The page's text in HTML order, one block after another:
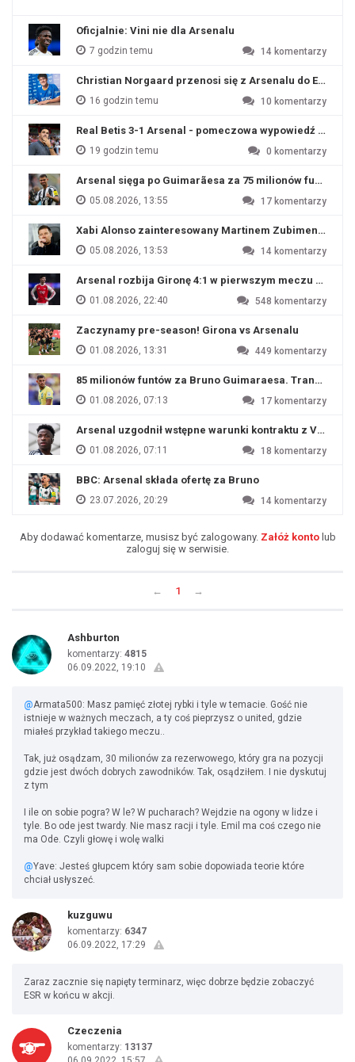
Oficjalnie: Vini nie dla Arsenalu
7 godzin temu 14 komentarzy
Christian Norgaard przenosi się z Arsenalu do
16 godzin temu 10 komentarzy
Real Betis 3-1 Arsenal - pomeczowa wypowiedź Artety
19 godzin temu 0 komentarzy
Arsenal sięga po Guimarãesa za 75 milionów funtów
05.08.2026, 13:55 17 komentarzy
Xabi Alonso zainteresowany Martinem Zubimendim
05.08.2026, 13:53 14 komentarzy
Arsenal rozbija Gironę 4:1 w pierwszym meczu
01.08.2026, 22:40 548 komentarzy
Zaczynamy pre-season! Girona vs Arsenalu
01.08.2026, 13:31 449 komentarzy
85 milionów funtów za Bruno Guimaraesa. Transfer
01.08.2026, 07:13 17 komentarzy
Arsenal uzgodnił wstępne warunki kontraktu z
01.08.2026, 07:11 18 komentarzy
BBC: Arsenal składa ofertę za Bruno
23.07.2026, 20:29 14 komentarzy
Aby dodawać komentarze, musisz być zalogowany. Załóż kontolub
zaloguj się w serwisie.
← 1 →
Ashburton
komentarzy: 4815
06.09.2022, 19:10
@Armata500: Masz pamięć złotej rybki i tyle w temacie. Gość nie
istnieje w ważnych meczach, a ty coś pieprzysz o united, gdzie
miałeś przykład takiego meczu..
Tak, już osądzam, 30 milionów za rezerwowego, który gra na pozycji
gdzie jest dwóch dobrych zawodników. Tak, osądziłem. I nie dyskutuj
z tym
I ile on sobie pogra? W le? W pucharach? Wejdzie na ogony w lidze i
tyle. Bo ode jest twardy. Nie masz racji i tyle. Emil ma coś czego nie
ma Ode. Czyli głowę i wolę walki
@Yave: Jesteś głupcem który sam sobie dopowiada teorie które
chciał usłyszeć.
kuzguwu
komentarzy: 6347
06.09.2022, 17:29
Zaraz zacznie się napięty terminarz, więc dobrze będzie zobaczyć
ESR w końcu w akcji.
Czeczenia
komentarzy: 13137